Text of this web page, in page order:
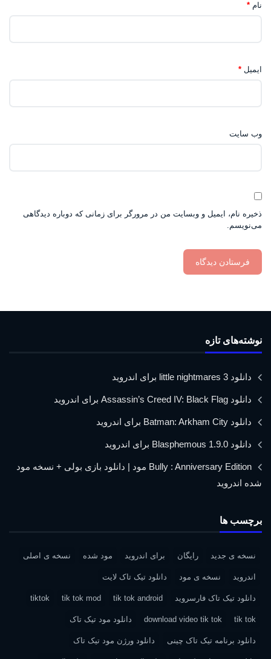
نام *
ایمیل *
وب‌ سایت
ذخیره نام، ایمیل و وبسایت من در مرورگر برای زمانی که دوباره دیدگاهی
می‌نویسم.
نوشته‌های تازه
دانلود little nightmares 3 برای اندروید
دانلود Assassin’s Creed IV: Black Flag برای اندروید
دانلود Batman: Arkham City برای اندروید
دانلود Blasphemous 1.9.0 برای اندروید
Bully : Anniversary Edition مود | دانلود بازی بولی + نسخه مود
شده اندروید
برچسب ها
نسخه ی جدید رایگان برای اندروید مود شده نسخه ی اصلی
اندروید نسخه ی مود دانلود تیک تاک لایت
دانلود تیک تاک فارسروید tik tok android
tik tok mod
tiktok
tik tok
download video tik tok دانلود مود تیک تاک
دانلود برنامه تیک تاک چینی دانلود ورژن مود تیک تاک